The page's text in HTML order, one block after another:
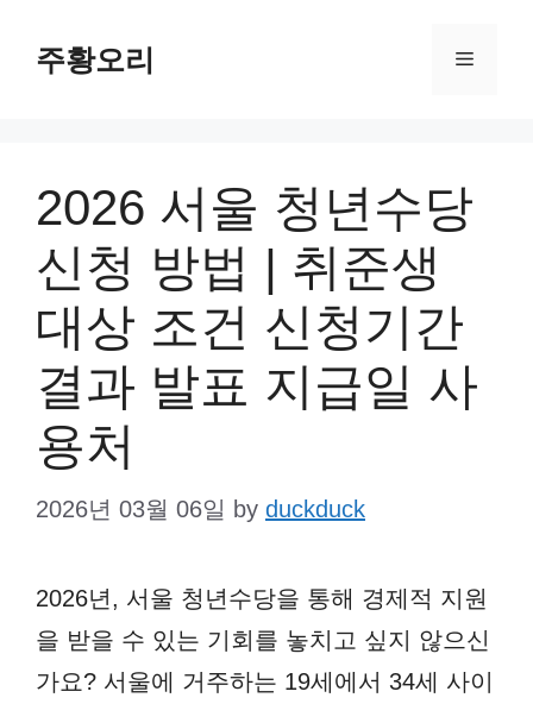
주황오리 Menu
2026 서울 청년수당
신청 방법 | 취준생
대상 조건 신청기간
결과 발표 지급일 사
용처
2026년 03월 06일 by duckduck
2026년, 서울 청년수당을 통해 경제적 지원
을 받을 수 있는 기회를 놓치고 싶지 않으신
가요? 서울에 거주하는 19세에서 34세 사이